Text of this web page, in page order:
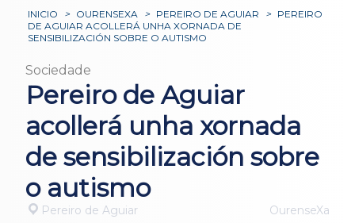
INICIO > OURENSEXA > PEREIRO DE AGUIAR > PEREIRO
DE AGUIAR ACOLLERÁ UNHA XORNADA DE
SENSIBILIZACIÓN SOBRE O AUTISMO
Sociedade
Pereiro de Aguiar
acollerá unha xornada
de sensibilización sobre
o autismo
Pereiro de Aguiar OurenseXa